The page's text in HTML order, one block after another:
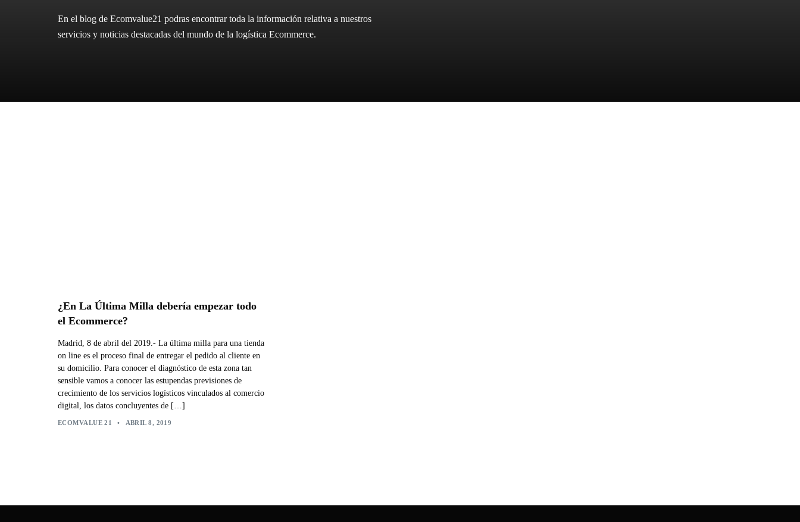
En el blog de Ecomvalue21 podras encontrar toda la información relativa a nuestros
servicios y noticias destacadas del mundo de la logística Ecommerce.
¿En La Última Milla debería empezar todo
el Ecommerce?
Madrid, 8 de abril del 2019.- La última milla para una tienda
on line es el proceso final de entregar el pedido al cliente en
su domicilio. Para conocer el diagnóstico de esta zona tan
sensible vamos a conocer las estupendas previsiones de
crecimiento de los servicios logísticos vinculados al comercio
digital, los datos concluyentes de […]
ECOMVALUE 21 • ABRIL 8, 2019